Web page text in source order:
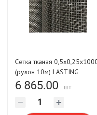
Сетка тканая 0,5х0,25х1000
(рулон 10м) LASTING
TOOLS
6 865.00 шт